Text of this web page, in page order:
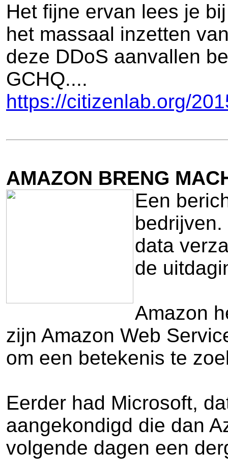
Het fijne ervan lees je
het massaal inzetten
deze DDoS aanvallen
GCHQ....
https://citizenlab.org/
AMAZON BRENG
Een
data
de
Amazon
zijn Amazon Web
om een betekenis te
Eerder had Microsoft,
aangekondigd die dan
volgende dagen een